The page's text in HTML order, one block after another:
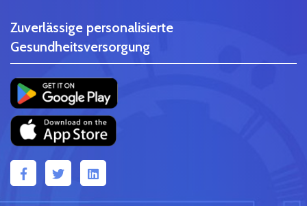
Zuverlässige personalisierte
Gesundheitsversorgung